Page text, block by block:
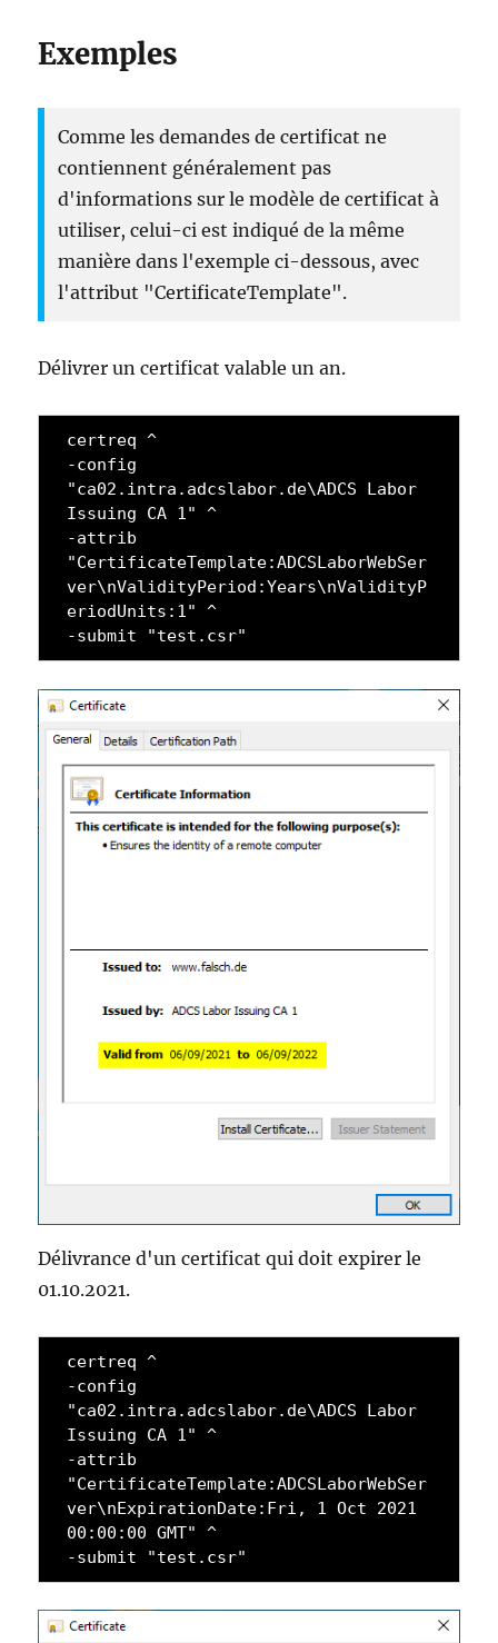
Exemples
Comme les demandes de certificat ne
contiennent généralement pas
d'informations sur le modèle de certificat à
utiliser, celui-ci est indiqué de la même
manière dans l'exemple ci-dessous, avec
l'attribut "CertificateTemplate".
Délivrer un certificat valable un an.
certreq ^
-config
"ca02.intra.adcslabor.de\ADCS Labor
Issuing CA 1" ^
-attrib
"CertificateTemplate:ADCSLaborWebSer
ver\nValidityPeriod:Years\nValidityP
eriodUnits:1" ^
-submit "test.csr"
Délivrance d'un certificat qui doit expirer le
01.10.2021.
certreq ^
-config
"ca02.intra.adcslabor.de\ADCS Labor
Issuing CA 1" ^
-attrib
"CertificateTemplate:ADCSLaborWebSer
ver\nExpirationDate:Fri, 1 Oct 2021
00:00:00 GMT" ^
-submit "test.csr"